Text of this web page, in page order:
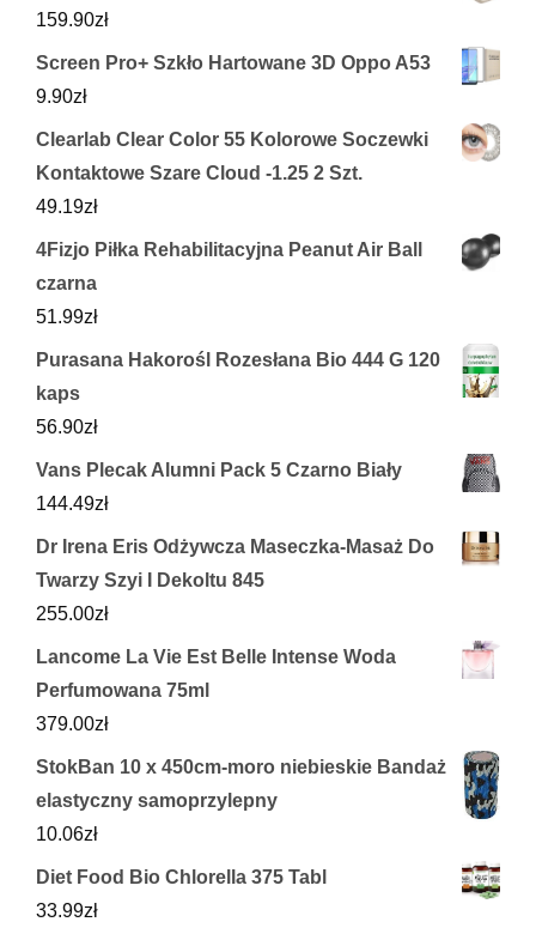
159.90zł
Screen Pro+ Szkło Hartowane 3D Oppo A53
9.90zł
Clearlab Clear Color 55 Kolorowe Soczewki
Kontaktowe Szare Cloud -1.25 2 Szt.
49.19zł
4Fizjo Piłka Rehabilitacyjna Peanut Air Ball
czarna
51.99zł
Purasana Hakorośl Rozesłana Bio 444 G 120
kaps
56.90zł
Vans Plecak Alumni Pack 5 Czarno Biały
144.49zł
Dr Irena Eris Odżywcza Maseczka-Masaż Do
Twarzy Szyi I Dekoltu 845
255.00zł
Lancome La Vie Est Belle Intense Woda
Perfumowana 75ml
379.00zł
StokBan 10 x 450cm-moro niebieskie Bandaż
elastyczny samoprzylepny
10.06zł
Diet Food Bio Chlorella 375 Tabl
33.99zł